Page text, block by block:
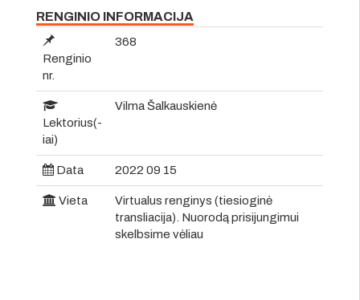
RENGINIO INFORMACIJA
Renginio
nr.
368
Lektorius(-
iai)
Vilma Šalkauskienė
Data 2022 09 15
Vieta
Virtualus renginys (tiesioginė
transliacija). Nuorodą prisijungimui
skelbsime vėliau